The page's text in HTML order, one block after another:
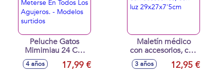
Peluche Gatos
Mimimiau 24 Cm
Tira Y Wow Les
Encanta Meterse En
4 años 17,99 €
Maletín médico
con accesorios, con
luz 29x27x7'5cm
3 años 12,95 €